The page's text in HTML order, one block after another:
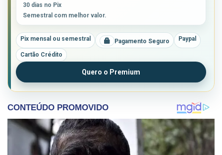
30 dias no Pix
Semestral com melhor valor.
Pix mensal ou semestral Pagamento Seguro Paypal
Cartão Crédito
Quero o Premium